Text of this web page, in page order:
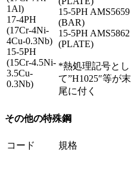
1Al)
17-4PH
(17Cr-4Ni-
4Cu-0.3Nb)
15-5PH
(15Cr-4.5Ni-
3.5Cu-
0.3Nb)
15-5PH AMS5659
(BAR)
15-5PH AMS5862
(PLATE)
*熱処理記号とし
て”H1025″等が末
尾に付く
その他の特殊鋼
コード 規格